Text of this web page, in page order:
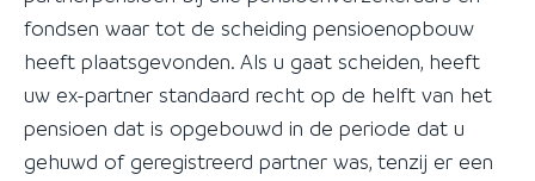
fondsen waar tot de scheiding pensioenopbouw
heeft plaatsgevonden. Als u gaat scheiden, heeft
uw ex-partner standaard recht op de helft van het
pensioen dat is opgebouwd in de periode dat u
gehuwd of geregistreerd partner was, tenzij er een